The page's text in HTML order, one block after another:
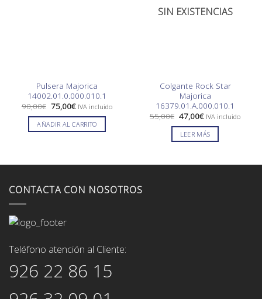
Pulsera Majorica
14002.01.0.000.010.1
90,00€ El
precio
original
era:
75,00€El
actual
es:
IVA incluido
AÑADIR AL CARRITO
SIN EXISTENCIAS
Colgante Rock Star
Majorica
16379.01.A.000.010.1
55,00€ El
precio
original
era:
47,00€El
actual
es:
IVA incluido
LEER MÁS
CONTACTA CON NOSOTROS
Teléfono atención al Cliente:
926 22 86 15